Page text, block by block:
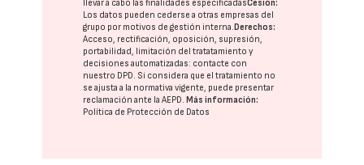
llevar a cabo las finalidades especificadasCesión:
Los datos pueden cederse a otras empresas del
grupo por motivos de gestión interna. Derechos:
Acceso, rectificación, oposición, supresión,
portabilidad, limitación del tratatamiento y
decisiones automatizadas: contacte con
nuestro DPD. Si considera que el tratamiento no
se ajusta a la normativa vigente, puede presentar
reclamación ante laAEPD. Más información:
Política de Protección de Datos